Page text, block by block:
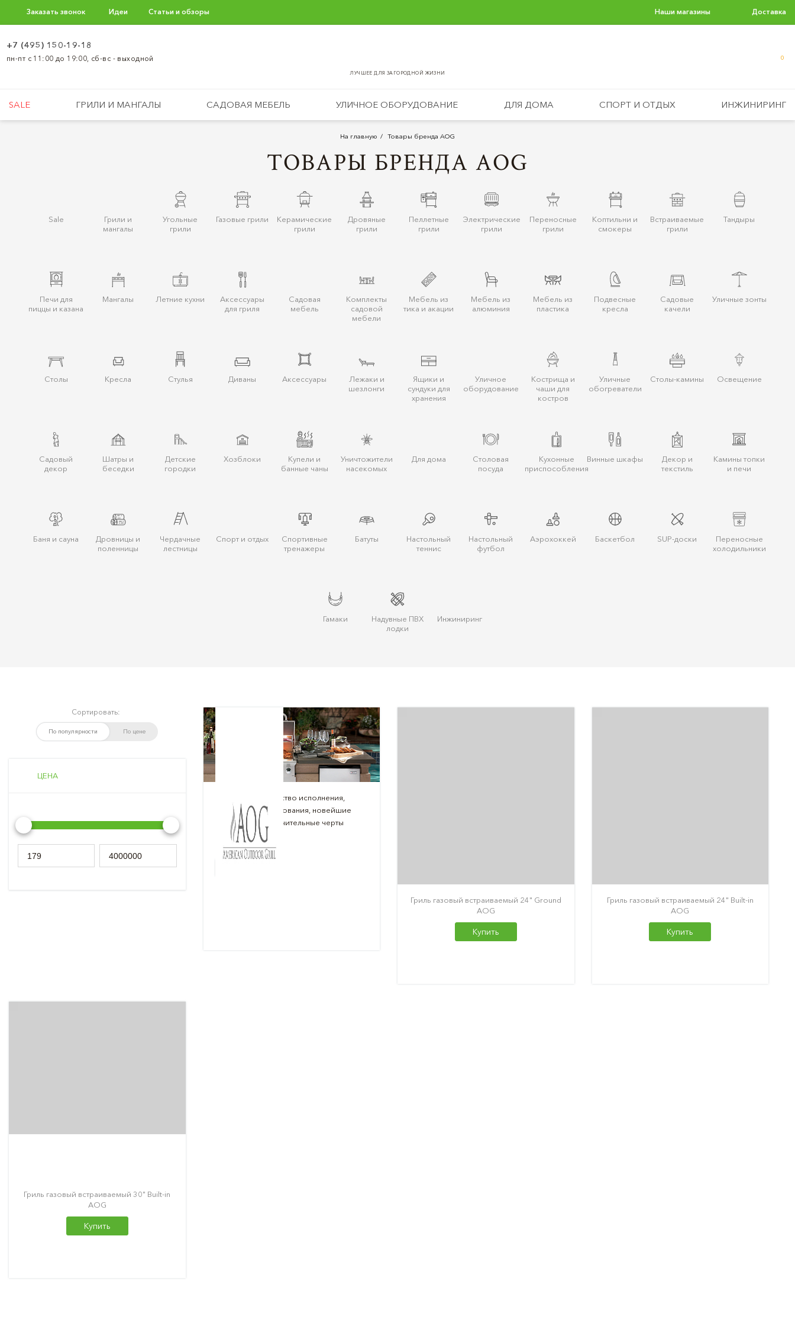
Заказать звонок Идеи Статьи и обзоры Наши магазины Доставка
ЛУЧШЕЕ ДЛЯ ЗАГОРОДНОЙ ЖИЗНИ
+7 (495) 150-19-18
пн-пт с 11:00 до 19:00, сб-вс - выходной 0
SALE ГРИЛИ И МАНГАЛЫ САДОВАЯ МЕБЕЛЬ УЛИЧНОЕ ОБОРУДОВАНИЕ ДЛЯ ДОМА СПОРТ И ОТДЫХ ИНЖИНИРИНГ
На главную Товары бренда AOG
ТОВАРЫ БРЕНДА AOG
Sale
Грили и
мангалы
Угольные
грили
Газовые грили
Керамические
грили
Дровяные
грили
Пеллетные
грили
Электрические
грили
Переносные
грили
Коптильни и
смокеры
Встраиваемые
грили
Тандыры
Печи для
пиццы и казана
Мангалы Летние кухни
Аксессуары
для гриля
Садовая
мебель
Комплекты
садовой
мебели
Мебель из
тика и акации
Мебель из
алюминия
Мебель из
пластика
Подвесные
кресла
Садовые
качели
Уличные зонты
Столы Кресла Стулья Диваны Аксессуары
Лежаки и
шезлонги
Ящики и
сундуки для
хранения
Уличное
оборудование
Кострища и
чаши для
костров
Уличные
обогреватели
Столы-камины Освещение
Cадовый
декор
Шатры и
беcедки
Детские
городки
Хозблоки
Купели и
банные чаны
Уничтожители
насекомых
Для дома
Столовая
посуда
Кухонные
приспособления
Винные шкафы
Декор и
текстиль
Камины топки
и печи
Баня и сауна
Дровницы и
поленницы
Чердачные
лестницы
Спорт и отдых
Спортивные
тренажеры
Батуты
Настольный
теннис
Настольный
футбол
Аэрохоккей Баскетбол SUP-доски
Переносные
холодильники
Гамаки
Надувные ПВХ
лодки
Инжиниринг
Сортировать:
По популярности По цене
ЦЕНА
Прекрасное качество исполнения,
удобство использования, новейшие
технологий - отличительные черты
грилей AOG.
Гриль газовый встраиваемый 24" Ground
AOG
Купить
Гриль газовый встраиваемый 24" Built-in
AOG
Купить
Гриль газовый встраиваемый 30" Built-in
AOG
Купить